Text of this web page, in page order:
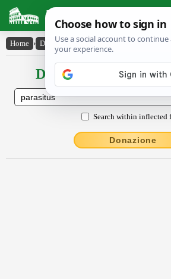
Latin Dictionary
Home › Declensions / Conjugations › părăsītus
Declensions /
Search within inflected
Donazione